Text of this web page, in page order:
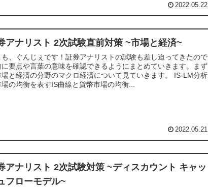
2022.05.22
アナリスト 2次試験直前対策 ~市場と経済~
も、ぐんじぇです！証券アナリストの試験も差し迫ってきたので
に要点や言葉の意味を確認できるようにまとめていきます。まず
場と経済の分野のマクロ経済について見ていきます。 IS‐LM分析
場の均衡を表すIS曲線と貨幣市場の均衡...
2022.05.21
アナリスト 2次試験対策 ~ディスカウント キャッ
フローモデル~